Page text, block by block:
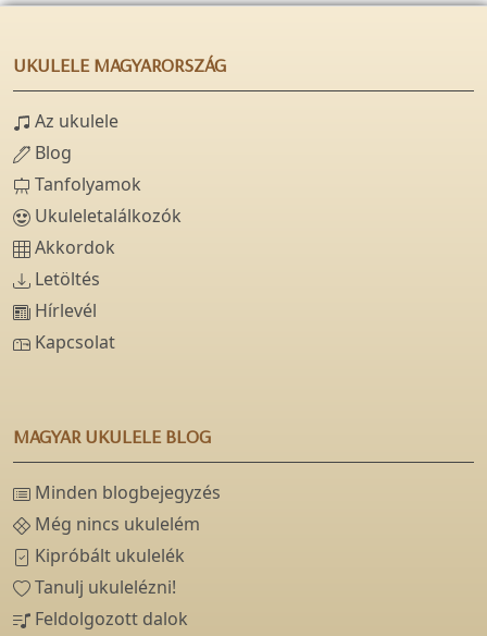
UKULELE MAGYARORSZÁG
Az ukulele
Blog
Tanfolyamok
Ukuleletalálkozók
Akkordok
Letöltés
Hírlevél
Kapcsolat
MAGYAR UKULELE BLOG
Minden blogbejegyzés
Még nincs ukulelém
Kipróbált ukulelék
Tanulj ukulelézni!
Feldolgozott dalok